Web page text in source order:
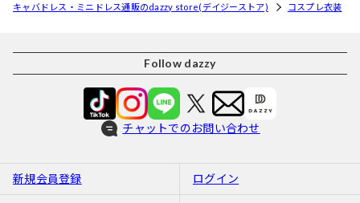
キャバドレス・ミニドレス通販のdazzy store(デイジーストア) コスプレ衣装
Follow dazzy
チャットでのお問い合わせ
新規会員登録 ログイン